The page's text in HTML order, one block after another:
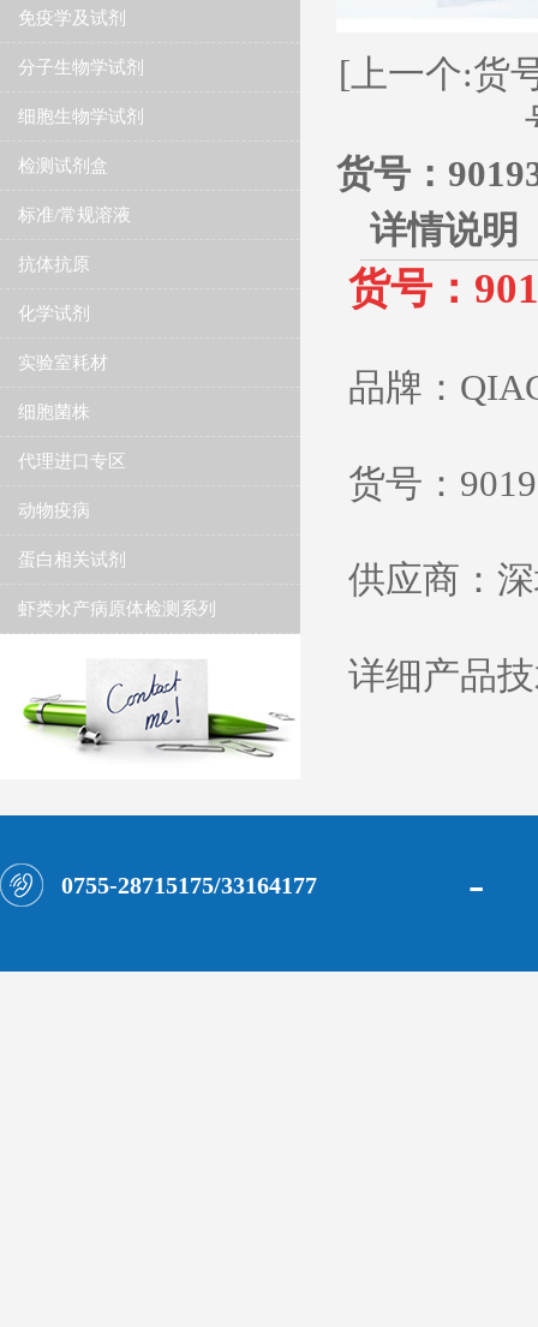
免疫学及试剂
分子生物学试剂
细胞生物学试剂
检测试剂盒
标准/常规溶液
抗体抗原
化学试剂
实验室耗材
细胞菌株
代理进口专区
动物疫病
蛋白相关试剂
虾类水产病原体检测系列
[上一个:货
货号：
详情说明
货号：
品牌：
货号：
供应商：
详细产品
0755-28715175/33164177 -